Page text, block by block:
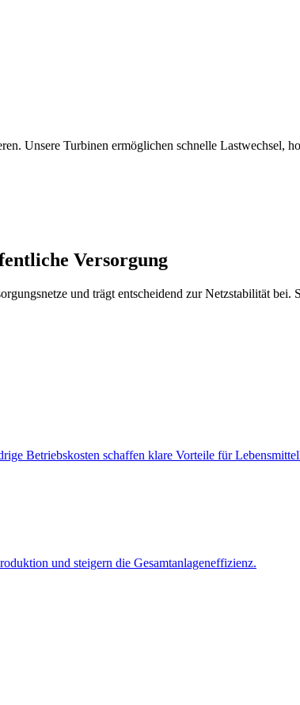
Unsere Turbinen ermöglichen schnelle Lastwechsel,
Versorgung
und trägt entscheidend zur Netzstabilität
Betriebskosten schaffen klare Vorteile für
und steigern die Gesamtanlageneffizienz.